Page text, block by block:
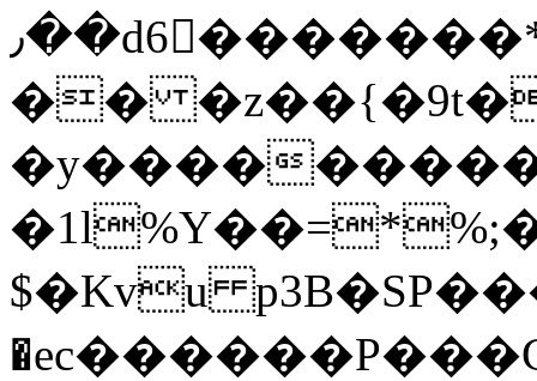
٫��d6򆧇�������*��[|^]oo���NW~zz>�X&�u�=K?
��
�y����
$�Kvu